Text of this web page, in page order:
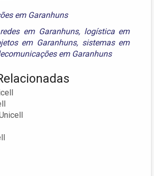
em Garanhuns
em Garanhuns, logística em
em Garanhuns, sistemas em
em Garanhuns